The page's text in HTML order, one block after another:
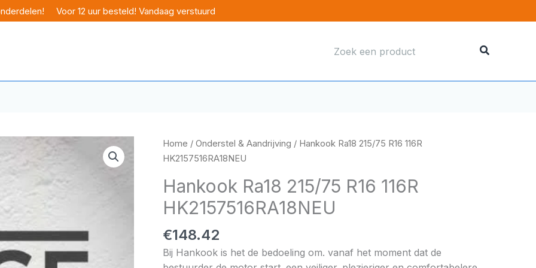
Voor 12 uur besteld! Vandaag verstuurd
naar:
Home / Onderstel & Aandrijving / Hankook Ra18 215/75 R16 116R
HK2157516RA18NEU
Hankook Ra18 215/75 R16 116R
HK2157516RA18NEU
€148.42
Bij Hankook is het de bedoeling om. vanaf het moment dat de